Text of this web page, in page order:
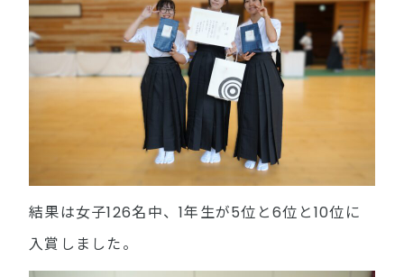
結果は女子126名中、1年生が5位と6位と10位に
入賞しました。